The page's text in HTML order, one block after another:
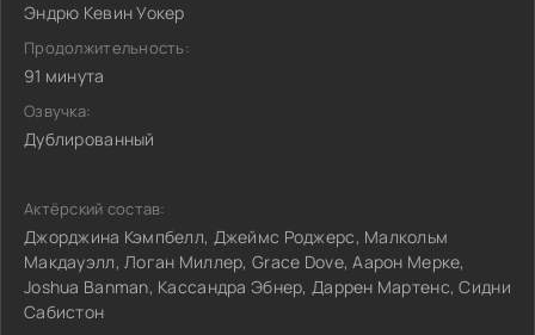
Эндрю Кевин Уокер
Продолжительность:
91 минута
Озвучка:
Дублированный
Актёрский состав:
Джорджина Кэмпбелл, Джеймс Роджерс, Малкольм
Макдауэлл, Логан Миллер, Grace Dove, Аарон Мерке,
Joshua Banman, Кассандра Эбнер, Даррен Мартенс, Сидни
Сабистон